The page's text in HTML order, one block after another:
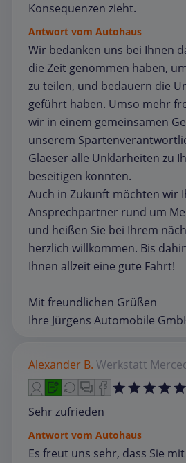
Konsequenzen zieht.
Antwort vom Autohaus
Wir bedanken uns bei Ihnen
die Zeit genommen haben,
zu teilen, und bedauern die
geführt haben. Umso mehr
wir in einem gemeinsamen
unserem
Glaeser alle Unklarheiten zu
beseitigen konnten.
Auch in Zukunft möchten wir
Ansprechpartner rund um
und heißen Sie bei Ihrem
herzlich willkommen. Bis
Ihnen allzeit eine gute Fahrt!
Mit freundlichen Grüßen
Ihre Jürgens Automobile
Alexander B. Werkstatt
Sehr zufrieden
Antwort vom Autohaus
Es freut uns sehr, dass Sie